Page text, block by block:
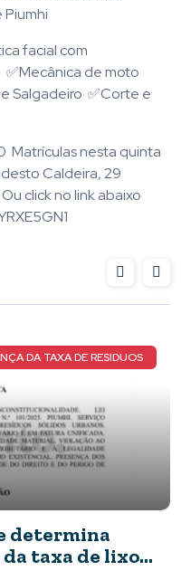
Piumhi
facial com
de moto
Salgadeiro ✅Corte e
Matrículas nesta quinta
Caldeira, 29
click no link abaixo
NOVOS DETALHES DO CASO
cães resgatados
e comida com